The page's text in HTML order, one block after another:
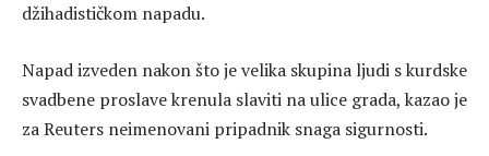
džihadističkom napadu.
Napad izveden nakon što je velika skupina ljudi s kurdske
svadbene proslave krenula slaviti na ulice grada, kazao je
za Reuters neimenovani pripadnik snaga sigurnosti.